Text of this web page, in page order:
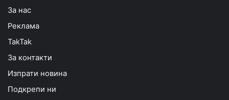
За нас
Реклама
TakTak
За контакти
Изпрати новина
Подкрепи ни